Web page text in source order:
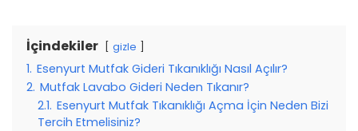
İçindekiler gizle
1. Esenyurt Mutfak Gideri Tıkanıklığı Nasıl Açılır?
2. Mutfak Lavabo Gideri Neden Tıkanır?
2.1. Esenyurt Mutfak Tıkanıklığı Açma İçin Neden Bizi
Tercih Etmelisiniz?